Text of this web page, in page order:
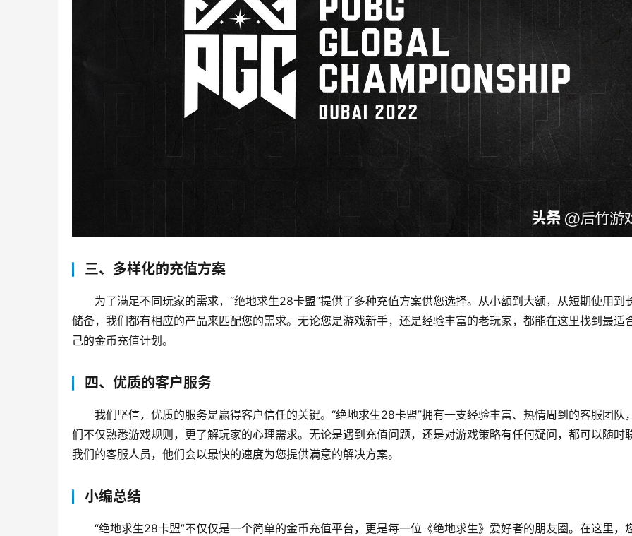
三、多样化的充值方案
为了满足不同玩家的需求，“绝地求生28卡盟”提供了多种充值方案供您选择。从小额到大额，从短期使用到
储备，我们都有相应的产品来匹配您的需求。无论您是游戏新手，还是经验丰富的老玩家，都能在这里找到最适
己的金币充值计划。
四、优质的客户服务
我们坚信，优质的服务是赢得客户信任的关键。“绝地求生28卡盟”拥有一支经验丰富、热情周到的客服团队
们不仅熟悉游戏规则，更了解玩家的心理需求。无论是遇到充值问题，还是对游戏策略有任何疑问，都可以随时
我们的客服人员，他们会以最快的速度为您提供满意的解决方案。
小编总结
“绝地求生28卡盟”不仅仅是一个简单的金币充值平台，更是每一位《绝地求生》爱好者的朋友圈。在这里，